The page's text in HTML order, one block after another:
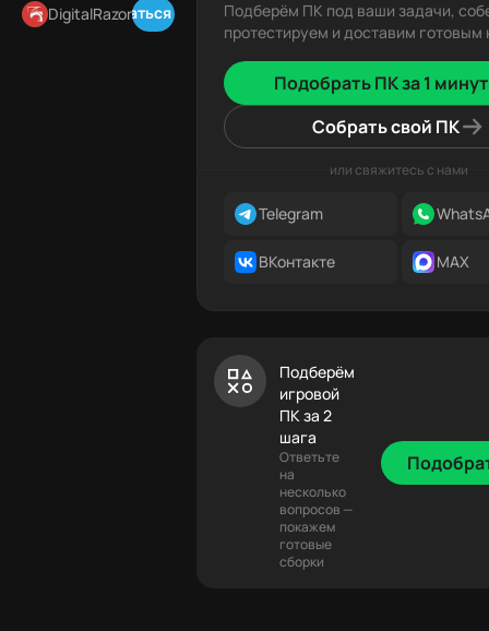
DigitalRazor
Подписаться в TelegramПодберём ПК под ваши задачи,
протестируем и доставим готовым
Подобрать ПК за 1
Собрать свой ПК
или свяжитесь с нами
Telegram
ВКонтакте MAX
Подберём
игровой
ПК за 2
шага
Ответьте
на
несколько
вопросов —
покажем
готовые
сборки